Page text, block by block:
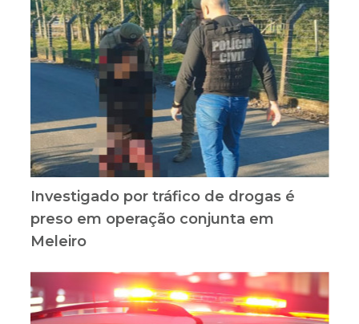
Investigado por tráfico de drogas é
preso em operação conjunta em
Meleiro